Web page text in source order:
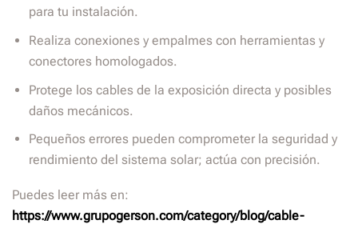
para tu instalación.
Realiza conexiones y empalmes con herramientas y
conectores homologados.
Protege los cables de la exposición directa y posibles
daños mecánicos.
Pequeños errores pueden comprometer la seguridad y
rendimiento del sistema solar; actúa con precisión.
Puedes leer más en:
https://www.grupogerson.com/category/blog/cable-